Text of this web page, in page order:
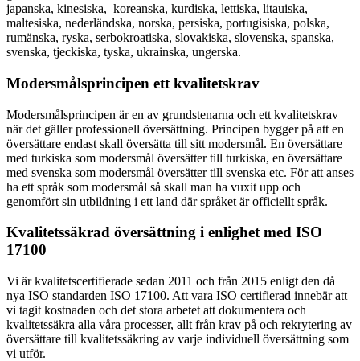
japanska, kinesiska, koreanska, kurdiska, lettiska, litauiska,
maltesiska, nederländska, norska, persiska, portugisiska, polska,
rumänska, ryska, serbokroatiska, slovakiska, slovenska, spanska,
svenska, tjeckiska, tyska, ukrainska, ungerska.
Modersmålsprincipen ett kvalitetskrav
Modersmålsprincipen är en av grundstenarna och ett kvalitetskrav
när det gäller professionell översättning. Principen bygger på att en
översättare endast skall översätta till sitt modersmål. En översättare
med turkiska som modersmål översätter till turkiska, en översättare
med svenska som modersmål översätter till svenska etc. För att anses
ha ett språk som modersmål så skall man ha vuxit upp och
genomfört sin utbildning i ett land där språket är officiellt språk.
Kvalitetssäkrad översättning i enlighet med ISO
17100
Vi är kvalitetscertifierade sedan 2011 och från 2015 enligt den då
nya ISO standarden ISO 17100. Att vara ISO certifierad innebär att
vi tagit kostnaden och det stora arbetet att dokumentera och
kvalitetssäkra alla våra processer, allt från krav på och rekrytering av
översättare till kvalitetssäkring av varje individuell översättning som
vi utför.